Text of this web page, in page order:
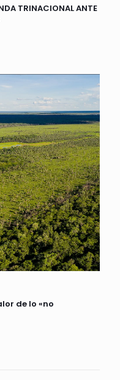
TRINACIONAL ANTE
de lo «no